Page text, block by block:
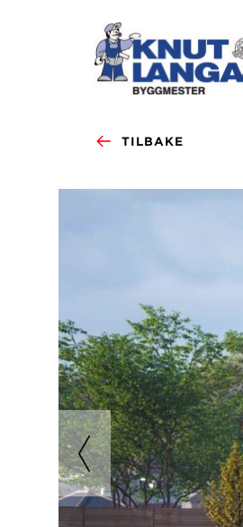
TILBAKE